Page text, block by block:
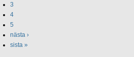
3
4
5
nästa ›
sista »